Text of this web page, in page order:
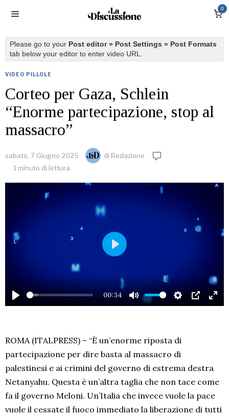
0
Please go to your Post editor » Post Settings » Post Formats
tab below your editor to enter video URL.
VIDEO PILLOLE
Corteo per Gaza, Schlein
“Enorme partecipazione, stop al
massacro”
sabato, 7 Giugno 2025 di Redazione
1 minuto di lettura
PLAY
00:34
MUTE SETTINGS
PIP
PLAY
ROMA (ITALPRESS) – “È un’enorme riposta di
partecipazione per dire basta al massacro di
palestinesi e ai crimini del governo di estrema destra
Netanyahu. Questa è un’altra taglia che non tace come
fa il governo Meloni. Un’Italia che invece vuole la pace
vuole il cessate il fuoco immediato la liberazione di tutti